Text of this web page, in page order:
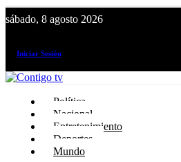
sábado, 8 agosto 2026
Iniciar Sesión
Política
Nacional
Entretenimiento
Deportes
Mundo